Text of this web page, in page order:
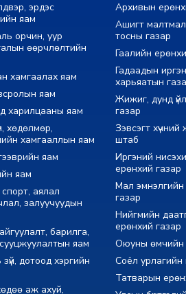
эрдэс
яам
орчин, уур
өөрчлөлтийн
хамгаалах яам
яам
харилцааны яам
хөдөлмөр,
хамгааллын яам
яам
яам
аялал
залуучуудын
барилга,
яам
дотоод хэргийн
аж ахуй,
Архивын
Ашигт
тосны газар
Гаалийн
Гадаадын
харьяатын
Жижиг, дунд
газар
Зэвсэгт
штаб
Иргэний
ерөнхий газар
Мал
газар
Нийгмийн
ерөнхий газар
Оюуны өмчийн
Соёл урлагийн
Татварын